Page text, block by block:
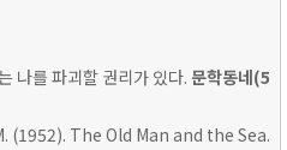
나를 파괴할 권리가 있다. 문학동네(5
(1952). The Old Man and the Sea.